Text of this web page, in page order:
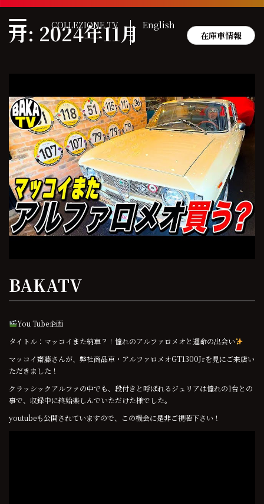
Skip
content
COLLEZIONE TV
English
在庫車情報
月: 2024年11月
BAKATV
You Tube企画
タイトル：マッコイまた納車？！憧れのアルファロメオと運命の出会い
マッコイ齋藤さんが、弊社商品車・アルファロメオGT1300Jrを見にご来店い
ただきました！
クラッシックアルファの中でも、段付きと呼ばれるジュリアは憧れの1台との
事で、収録中に終始楽しんでいただけた様でした。
youtubeも公開されていますので、この機会に是非ご視聴下さい！